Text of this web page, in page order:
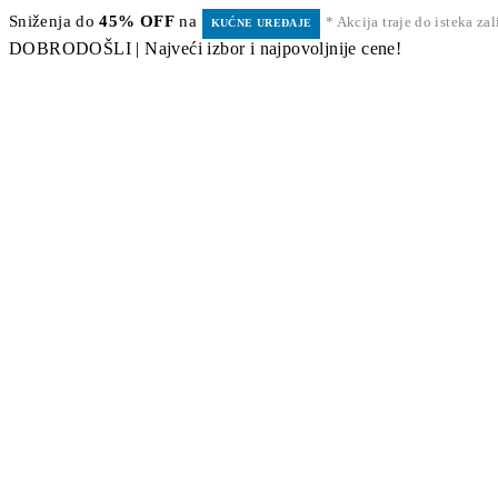
Sniženja do45% OFF na KUĆNE UREĐAJE * Akcija traje do isteka
DOBRODOŠLI | Najveći izbor i najpovoljnije cene!